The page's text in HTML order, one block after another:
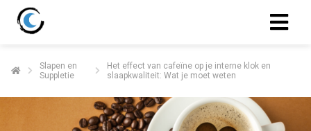
Slapen en
Suppletie
Het effect van cafeïne op je interne klok en
slaapkwaliteit: Wat je moet weten